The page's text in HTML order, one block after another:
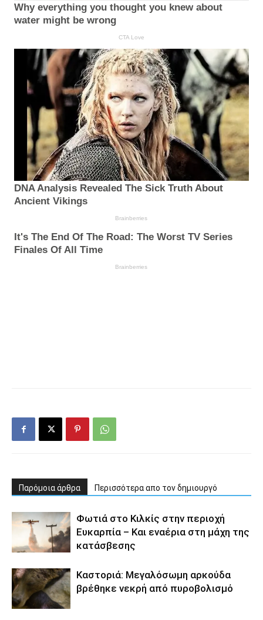
Παρόμοια άρθρα Περισσότερα απο τον δημιουργό
Φωτιά στο Κιλκίς στην περιοχή
Ευκαρπία – Και εναέρια στη μάχη της
κατάσβεσης
Καστοριά: Μεγαλόσωμη αρκούδα
βρέθηκε νεκρή από πυροβολισμό